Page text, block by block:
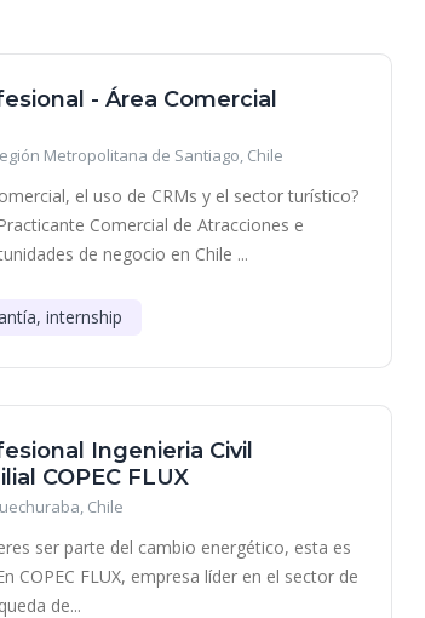
- Área Comercial
Metropolitana de Santiago, Chile
el uso de CRMs y el sector turístico?
Comercial de Atracciones e
de negocio en Chile ...
internship
Ingenieria Civil
COPEC FLUX
Chile
ser parte del cambio energético, esta es
COPEC FLUX, empresa líder en el sector de
de...